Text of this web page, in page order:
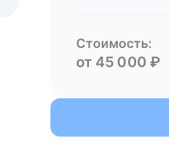
Стоимость:
от 45 000 ₽